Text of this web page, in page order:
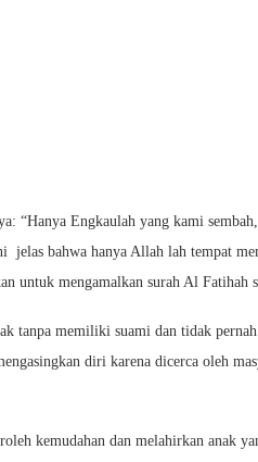
“Hanya Engkaulah yang kami
jelas bahwa hanya Allah lah tempat
untuk mengamalkan surah Al Fatihah
tanpa memiliki suami dan tidak
diri karena dicerca oleh
kemudahan dan melahirkan anak